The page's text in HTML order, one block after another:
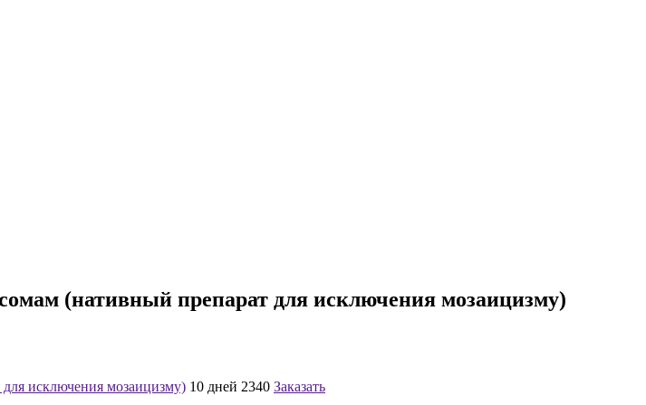
(нативный препарат для исключения мозаицизму)
исключения мозаицизму) 10 дней 2340 Заказать